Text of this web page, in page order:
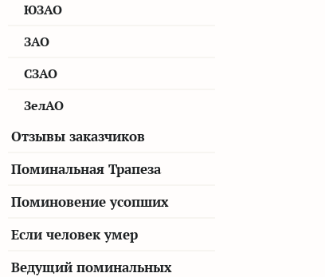
ЮЗАО
ЗАО
СЗАО
ЗелАО
Отзывы заказчиков
Поминальная Трапеза
Поминовение усопших
Если человек умер
Ведущий поминальных